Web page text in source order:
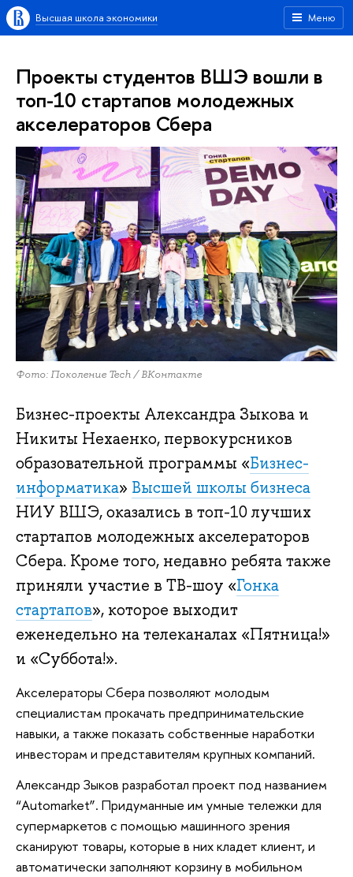
Меню
Высшая школа экономики
Проекты студентов ВШЭ вошли в
топ-10 стартапов молодежных
акселераторов Сбера
Фото: Поколение Tech / ВКонтакте
Бизнес-проекты Александра Зыкова и
Никиты Нехаенко, первокурсников
образовательной программы «Бизнес-
информатика» Высшей школы бизнеса
НИУ ВШЭ, оказались в топ-10 лучших
стартапов молодежных акселераторов
Сбера. Кроме того, недавно ребята также
приняли участие в ТВ-шоу «Гонка
стартапов», которое выходит
еженедельно на телеканалах «Пятница!»
и «Суббота!».
Акселераторы Сбера позволяют молодым
специалистам прокачать предпринимательские
навыки, а также показать собственные наработки
инвесторам и представителям крупных компаний.
Александр Зыков разработал проект под названием
“Automarket”. Придуманные им умные тележки для
супермаркетов с помощью машинного зрения
сканируют товары, которые в них кладет клиент, и
автоматически заполняют корзину в мобильном